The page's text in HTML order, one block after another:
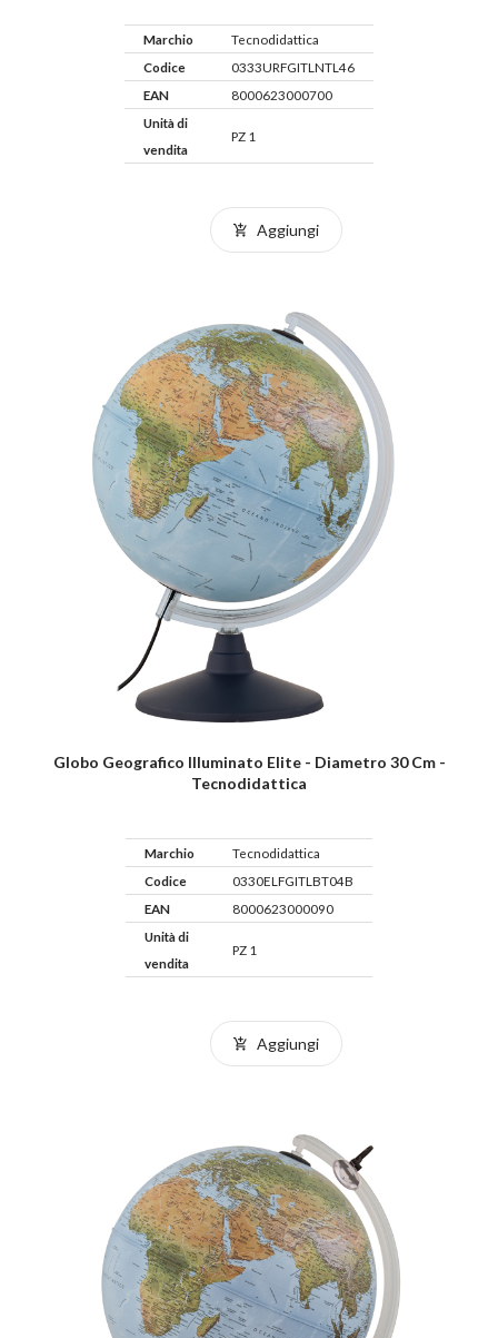
Marchio
Tecnodidattica
Codice
0333URFGITLNTL46
EAN
8000623000700
Unità di
vendita
PZ 1
Aggiungi
Globo Geografico Illuminato Elite - Diametro 30 Cm -
Tecnodidattica
Marchio
Tecnodidattica
Codice
0330ELFGITLBT04B
EAN
8000623000090
Unità di
vendita
PZ 1
Aggiungi